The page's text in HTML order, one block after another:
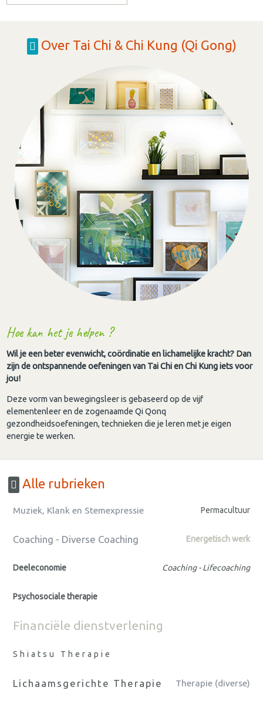
Over Tai Chi & Chi Kung (Qi Gong)
Hoe kan het je helpen ?
Wil je een beter evenwicht, coördinatie en lichamelijke kracht? Dan
zijn de ontspannende oefeningen van Tai Chi en Chi Kung iets voor
jou!
Deze vorm van bewegingsleer is gebaseerd op de vijf
elementenleer en de zogenaamde Qi Qonq
gezondheidsoefeningen, technieken die je leren met je eigen
energie te werken.
Alle rubrieken
Muziek, Klank en Stemexpressie Permacultuur
Coaching - Diverse Coaching Energetisch werk
Deeleconomie Coaching - Lifecoaching
Psychosociale therapie
Financiële dienstverlening
Shiatsu Therapie
Lichaamsgerichte Therapie Therapie (diverse)